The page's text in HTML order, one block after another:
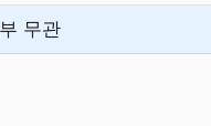
무관